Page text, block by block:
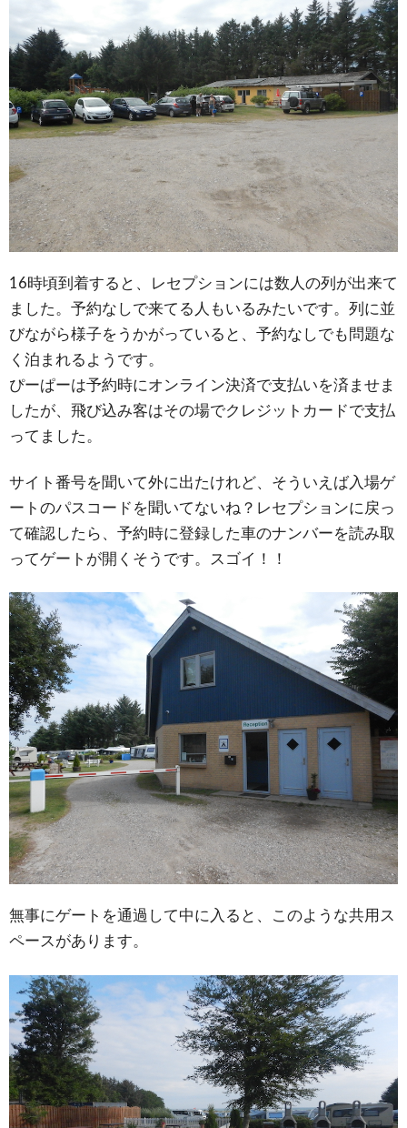
16時頃到着すると、レセプションには数人の列が出来て
ました。予約なしで来てる人もいるみたいです。列に並
びながら様子をうかがっていると、予約なしでも問題な
く泊まれるようです。
ぴーぱーは予約時にオンライン決済で支払いを済ませま
したが、飛び込み客はその場でクレジットカードで支払
ってました。
サイト番号を聞いて外に出たけれど、そういえば入場ゲ
ートのパスコードを聞いてないね？レセプションに戻っ
て確認したら、予約時に登録した車のナンバーを読み取
ってゲートが開くそうです。スゴイ！！
無事にゲートを通過して中に入ると、このような共用ス
ペースがあります。